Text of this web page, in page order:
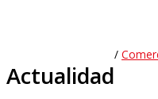
Actualidad
/